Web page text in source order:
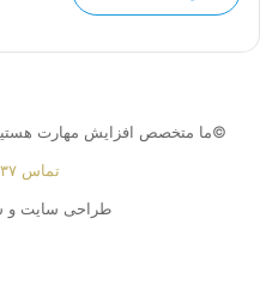
©ما متخصص افزایش مهارت
تماس ۰۹۳۸۰۴۱۴۳۳۷
طراحی سایت و